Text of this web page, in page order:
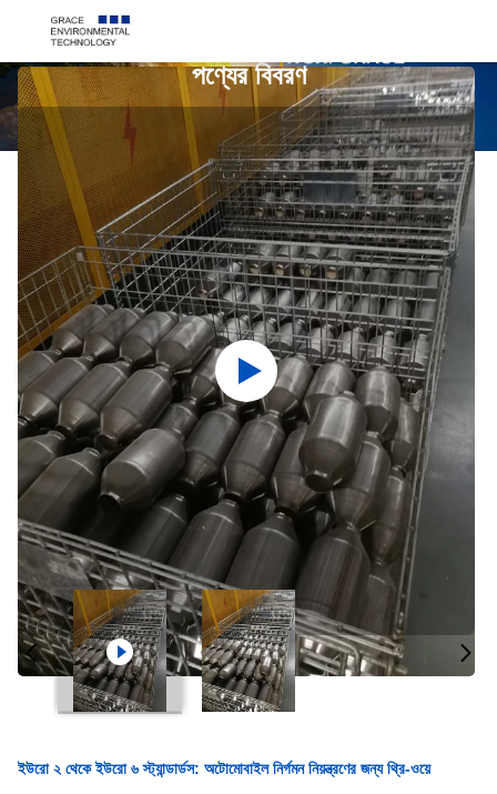
পণ্যের বিবরণ
ইউরো ২ থেকে ইউরো ৬ স্ট্যান্ডার্ডস: অটোমোবাইল নির্গমন নিয়ন্ত্রণের জন্য থ্রি-ওয়ে